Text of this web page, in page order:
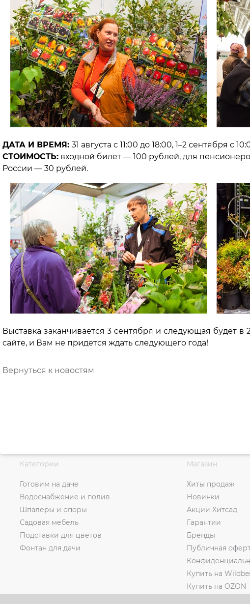
ДАТА И ВРЕМЯ: 31 августа с 11:00 до 18:00, 1–2 сентября с
СТОИМОСТЬ: входной билет — 100 рублей, для
России — 30 рублей.
Выставка заканчивается 3 сентября и следующая будет в
сайте, и Вам не придется ждать следующего года!
Вернуться к новостям
Категории
Готовим на даче
Водоснабжение и полив
Шпалеры и опоры
Садовая мебель
Подставки для цветов
Фонтан для дачи
Магазин
Хиты продаж
Новинки
Акции Хитсад
Гарантии
Бренды
Публичная
Купить на
Купить на OZON